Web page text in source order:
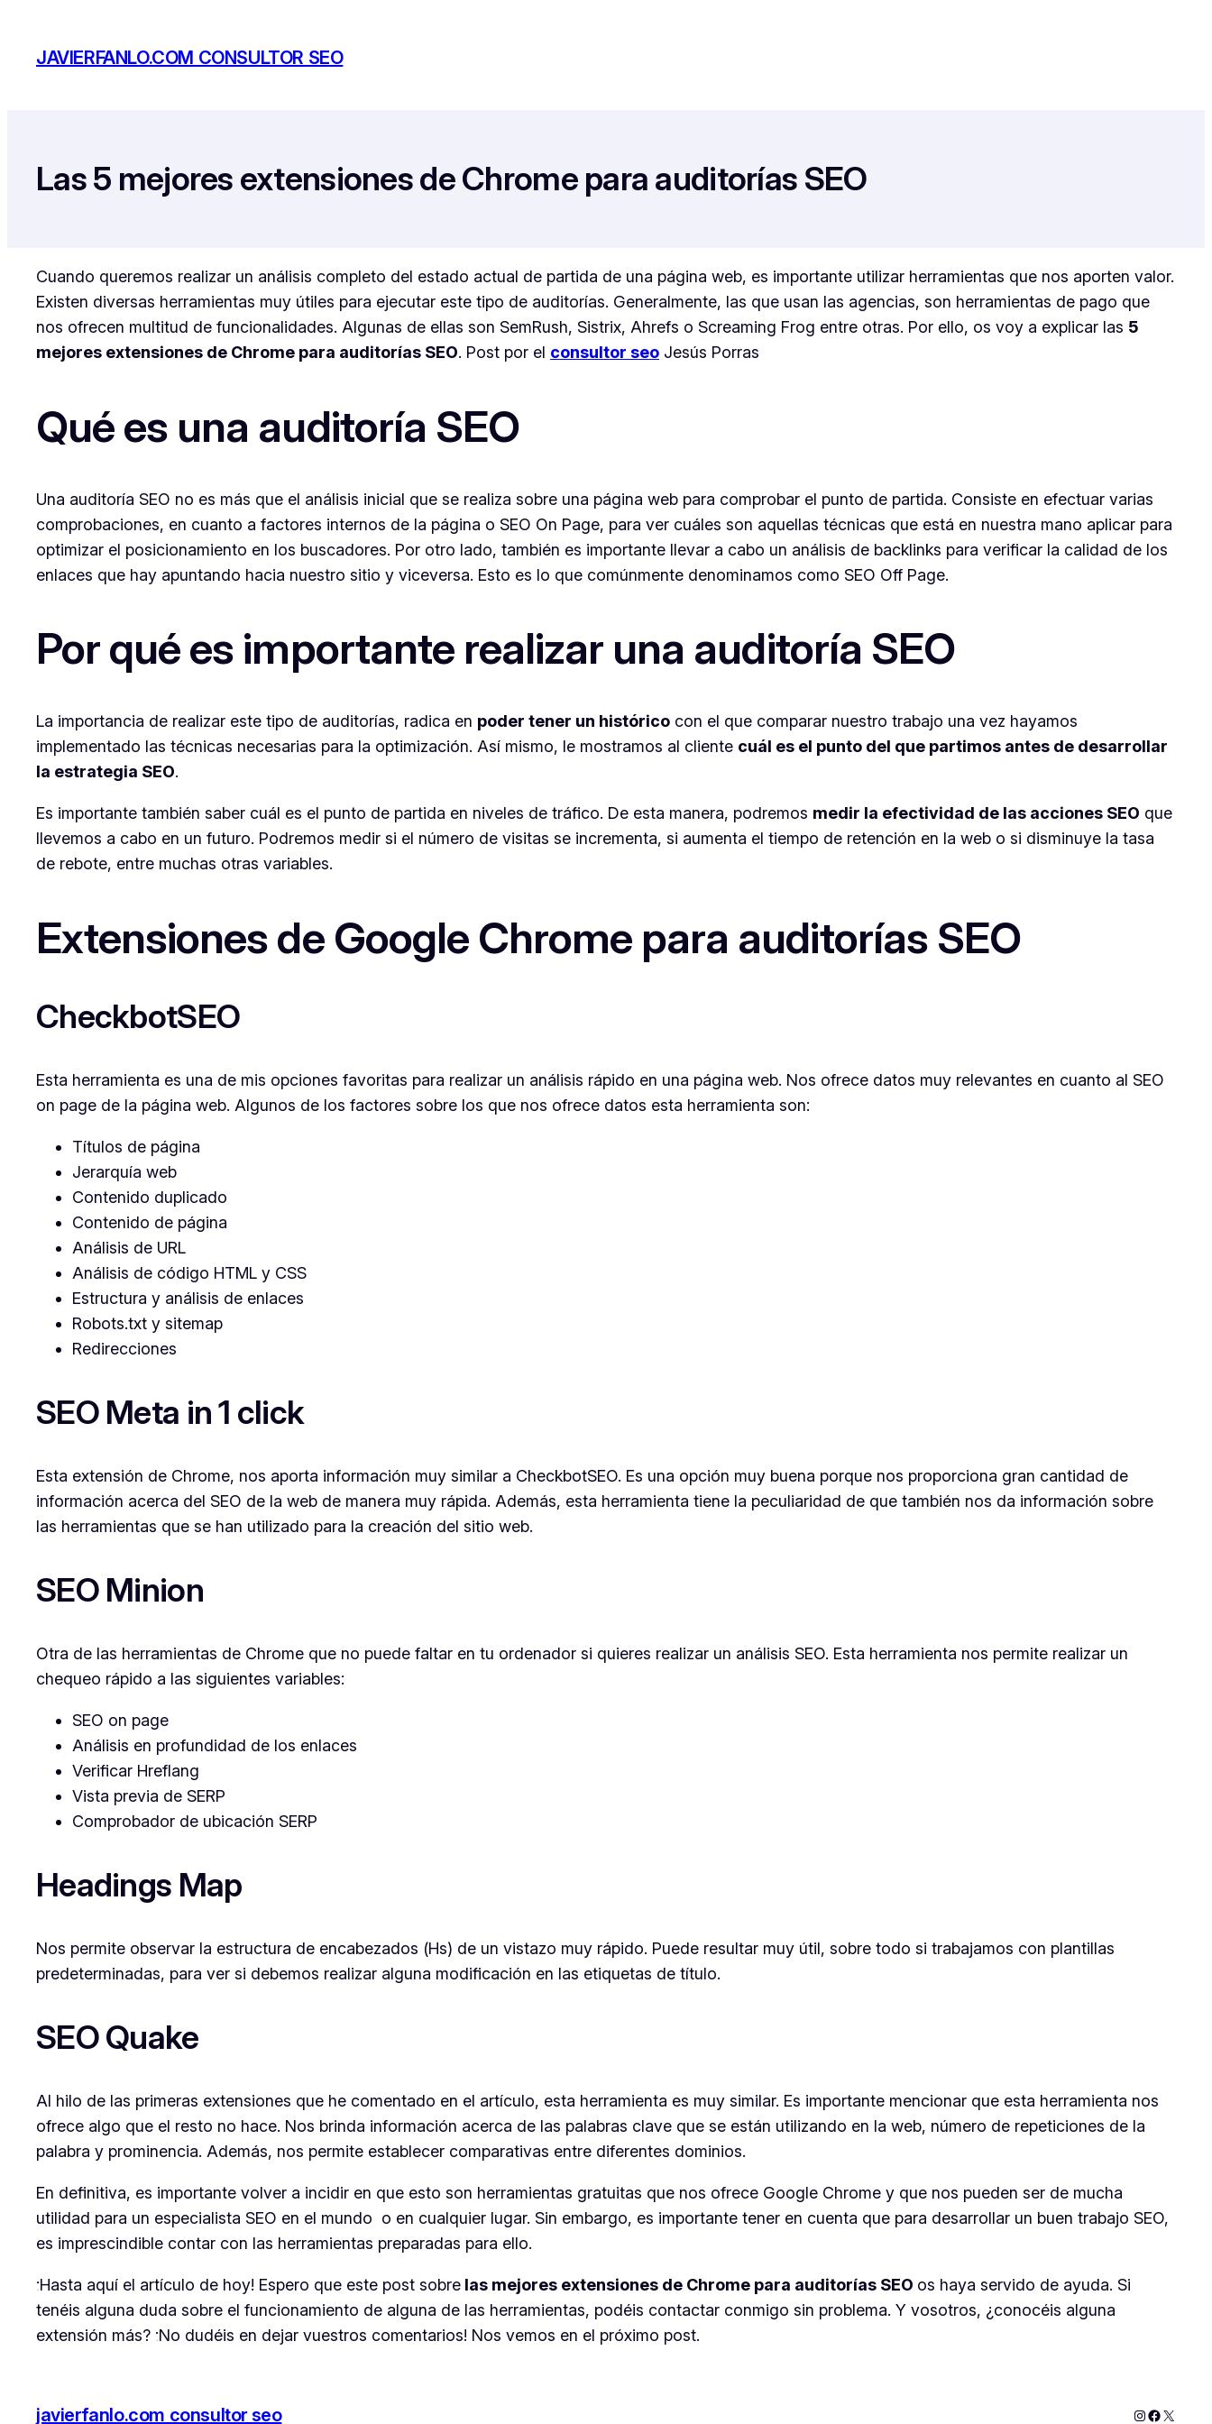
contenido
JAVIERFANLO.COM CONSULTOR SEO
Las 5 mejores extensiones de Chrome para auditorías SEO
Cuando queremos realizar un análisis completo del estado actual de partida de una página web, es importante utilizar herramientas que nos aporten valor.
Existen diversas herramientas muy útiles para ejecutar este tipo de auditorías. Generalmente, las que usan las agencias, son herramientas de pago que
nos ofrecen multitud de funcionalidades. Algunas de ellas son SemRush, Sistrix, Ahrefs o Screaming Frog entre otras. Por ello, os voy a explicar las 5
mejores extensiones de Chrome para auditorías SEO. Post por el consultor seo Jesús Porras
Qué es una auditoría SEO
Una auditoría SEO no es más que el análisis inicial que se realiza sobre una página web para comprobar el punto de partida. Consiste en efectuar varias
comprobaciones, en cuanto a factores internos de la página o SEO On Page, para ver cuáles son aquellas técnicas que está en nuestra mano aplicar para
optimizar el posicionamiento en los buscadores. Por otro lado, también es importante llevar a cabo un análisis de backlinks para verificar la calidad de los
enlaces que hay apuntando hacia nuestro sitio y viceversa. Esto es lo que comúnmente denominamos como SEO Off Page.
Por qué es importante realizar una auditoría SEO
La importancia de realizar este tipo de auditorías, radica en poder tener un histórico con el que comparar nuestro trabajo una vez hayamos
implementado las técnicas necesarias para la optimización. Así mismo, le mostramos al cliente cuál es el punto del que partimos antes de desarrollar
la estrategia SEO.
Es importante también saber cuál es el punto de partida en niveles de tráfico. De esta manera, podremos medir la efectividad de las acciones SEO que
llevemos a cabo en un futuro. Podremos medir si el número de visitas se incrementa, si aumenta el tiempo de retención en la web o si disminuye la tasa
de rebote, entre muchas otras variables.
Extensiones de Google Chrome para auditorías SEO
CheckbotSEO
Esta herramienta es una de mis opciones favoritas para realizar un análisis rápido en una página web. Nos ofrece datos muy relevantes en cuanto al SEO
on page de la página web. Algunos de los factores sobre los que nos ofrece datos esta herramienta son:
Títulos de página
Jerarquía web
Contenido duplicado
Contenido de página
Análisis de URL
Análisis de código HTML y CSS
Estructura y análisis de enlaces
Robots.txt y sitemap
Redirecciones
SEO Meta in 1 click
Esta extensión de Chrome, nos aporta información muy similar a CheckbotSEO. Es una opción muy buena porque nos proporciona gran cantidad de
información acerca del SEO de la web de manera muy rápida. Además, esta herramienta tiene la peculiaridad de que también nos da información sobre
las herramientas que se han utilizado para la creación del sitio web.
SEO Minion
Otra de las herramientas de Chrome que no puede faltar en tu ordenador si quieres realizar un análisis SEO. Esta herramienta nos permite realizar un
chequeo rápido a las siguientes variables:
SEO on page
Análisis en profundidad de los enlaces
Verificar Hreflang
Vista previa de SERP
Comprobador de ubicación SERP
Headings Map
Nos permite observar la estructura de encabezados (Hs) de un vistazo muy rápido. Puede resultar muy útil, sobre todo si trabajamos con plantillas
predeterminadas, para ver si debemos realizar alguna modificación en las etiquetas de título.
SEO Quake
Al hilo de las primeras extensiones que he comentado en el artículo, esta herramienta es muy similar. Es importante mencionar que esta herramienta nos
ofrece algo que el resto no hace. Nos brinda información acerca de las palabras clave que se están utilizando en la web, número de repeticiones de la
palabra y prominencia. Además, nos permite establecer comparativas entre diferentes dominios.
En definitiva, es importante volver a incidir en que esto son herramientas gratuitas que nos ofrece Google Chrome y que nos pueden ser de mucha
utilidad para un especialista SEO en el mundo o en cualquier lugar. Sin embargo, es importante tener en cuenta que para desarrollar un buen trabajo SEO,
es imprescindible contar con las herramientas preparadas para ello.
¡Hasta aquí el artículo de hoy! Espero que este post sobre las mejores extensiones de Chrome para auditorías SEO os haya servido de ayuda. Si
tenéis alguna duda sobre el funcionamiento de alguna de las herramientas, podéis contactar conmigo sin problema. Y vosotros, ¿conocéis alguna
extensión más? ¡No dudéis en dejar vuestros comentarios! Nos vemos en el próximo post.
javierfanlo.com consultor seo Instagram
X